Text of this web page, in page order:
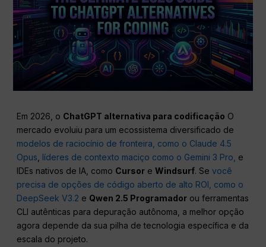
Em 2026, o ChatGPT alternativa para codificação O
mercado evoluiu para um ecossistema diversificado de
modelos de raciocínio de fronteira, como o Claude 4.5
Opus líderes de contexto maciço como o Gemini 3 Pro, e
IDEs nativos de IA, como Cursor eWindsurf. Sevocê
precisa de opções de código aberto de alto ROI, como o
DeepSeek V3.2 e Qwen 2.5 Programador ou ferramentas
CLI autênticas para depuração autônoma, a melhor opção
agora depende da sua pilha de tecnologia específica e da
escala do projeto.